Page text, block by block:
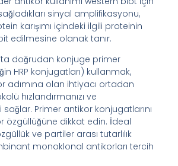
sinyal amplifikasyonu,
karışımı içindeki ilgili proteinin
edilmesine olanak tanır.
doğrudan konjuge primer
HRP konjugatları) kullanmak,
adımına olan ihtiyacı ortadan
hızlandırmanızı ve
Primer antikor konjugatlarını
özgüllüğüne dikkat edin. İdeal
ve partiler arası tutarlılık
monoklonal antikorları tercih